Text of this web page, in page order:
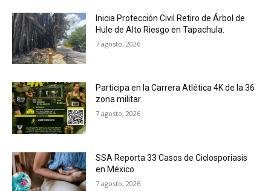
Inicia Protección Civil Retiro de Árbol de
Hule de Alto Riesgo en Tapachula.
7 agosto, 2026
Participa en la Carrera Atlética 4K de la 36
zona militar.
7 agosto, 2026
SSA Reporta 33 Casos de Ciclosporiasis
en México
7 agosto, 2026